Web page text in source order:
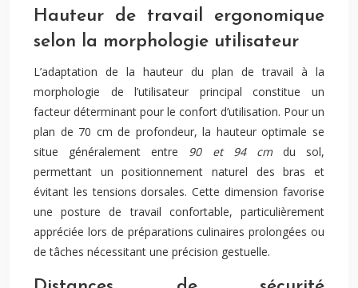
Hauteur de travail ergonomique
selon la morphologie utilisateur
L’adaptation de la hauteur du plan de travail à la
morphologie de l’utilisateur principal constitue un
facteur déterminant pour le confort d’utilisation. Pour un
plan de 70 cm de profondeur, la hauteur optimale se
situe généralement entre 90 et 94 cmdu sol,
permettant un positionnement naturel des bras et
évitant les tensions dorsales. Cette dimension favorise
une posture de travail confortable, particulièrement
appréciée lors de préparations culinaires prolongées ou
de tâches nécessitant une précision gestuelle.